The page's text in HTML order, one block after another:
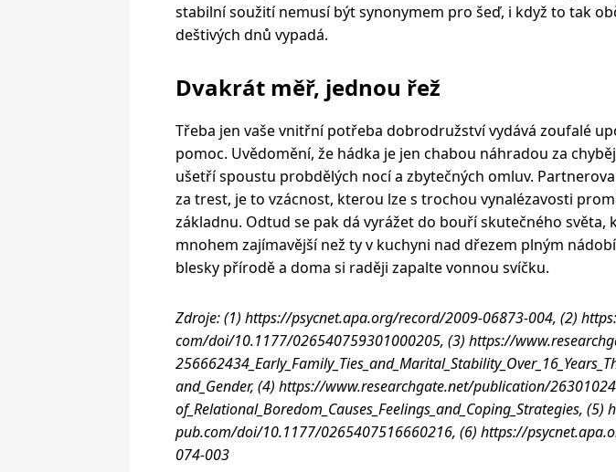
stabilní soužití nemusí být synonymem pro šeď, i když to tak
deštivých dnů vypadá.
Dvakrát měř, jednou řež
Třeba jen vaše vnitřní potřeba dobrodružství vydává zoufalé
pomoc. Uvědomění, že hádka je jen chabou náhradou za
ušetří spoustu probdělých nocí a zbytečných omluv.
za trest, je to vzácnost, kterou lze s trochou vynalézavosti
základnu. Odtud se pak dá vyrážet do bouří skutečného světa,
mnohem zajímavější než ty v kuchyni nad dřezem plným
blesky přírodě a doma si raději zapalte vonnou svíčku.
Zdroje: (1) https://psycnet.apa.org/record/2009-06873-004, (2)
com/doi/10.1177/026540759301000205, (3) https://
and_Gender, (4) https://www.researchgate.net/publication/
of_Relational_Boredom_Causes_Feelings_and_Coping_Strategies,
pub.com/doi/10.1177/0265407516660216, (6) https://
074-003